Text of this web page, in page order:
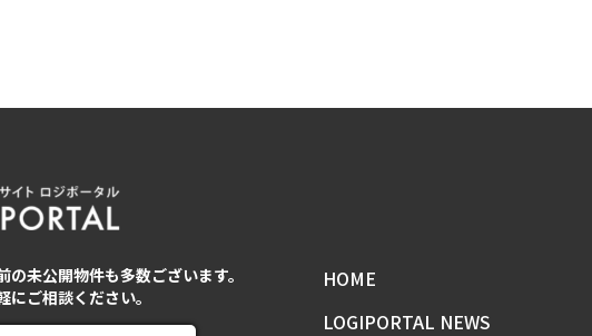
の未公開物件も多数ございます。
にご相談ください。
HOME
LOGIPORTAL NEWS